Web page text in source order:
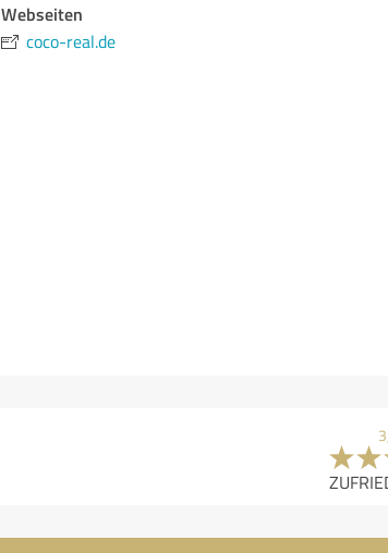
Webseiten
coco-real.de